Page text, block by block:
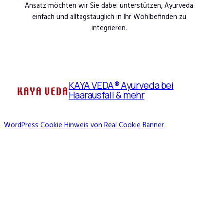
Ansatz möchten wir Sie dabei unterstützen, Ayurveda
einfach und alltagstauglich in Ihr Wohlbefinden zu
integrieren.
KAYA VEDA® Ayurveda bei
Haarausfall & mehr
WordPress Cookie Hinweis von Real Cookie Banner